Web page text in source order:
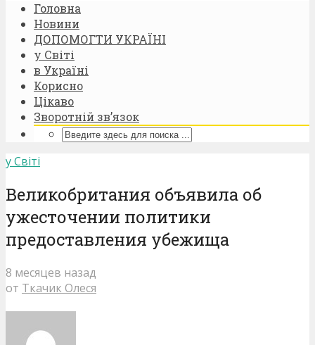
Головна
Новини
ДОПОМОГТИ УКРАЇНІ
у Світі
в Україні
Корисно
Цікаво
Зворотній зв’язок
у Світі
Великобритания объявила об
ужесточении политики
предоставления убежища
8 месяцев назад
от Ткачик Олеся